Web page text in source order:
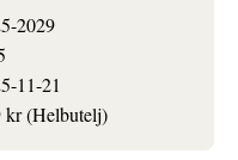
2029
11-21
kr (Helbutelj)